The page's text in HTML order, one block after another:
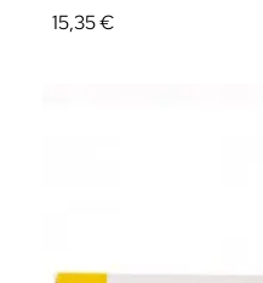
15,35 €